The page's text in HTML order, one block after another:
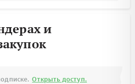
и
Открыть доступ.